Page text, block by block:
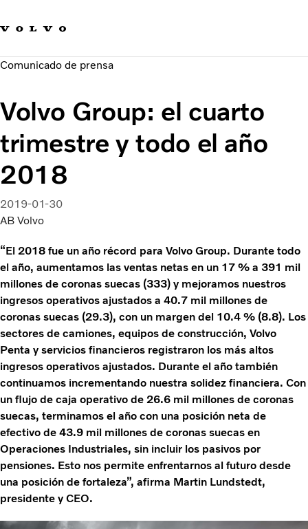
Innovación
Novedades y medios de comunicación
Acerca de nosotros
Comunicado de prensa
Volvo Group: el cuarto
trimestre y todo el año
2018
2019-01-30
AB Volvo
“El 2018 fue un año récord para Volvo Group. Durante todo
el año, aumentamos las ventas netas en un 17 % a 391 mil
millones de coronas suecas (333) y mejoramos nuestros
ingresos operativos ajustados a 40.7 mil millones de
coronas suecas (29.3), con un margen del 10.4 % (8.8). Los
sectores de camiones, equipos de construcción, Volvo
Penta y servicios financieros registraron los más altos
ingresos operativos ajustados. Durante el año también
continuamos incrementando nuestra solidez financiera. Con
un flujo de caja operativo de 26.6 mil millones de coronas
suecas, terminamos el año con una posición neta de
efectivo de 43.9 mil millones de coronas suecas en
Operaciones Industriales, sin incluir los pasivos por
pensiones. Esto nos permite enfrentarnos al futuro desde
una posición de fortaleza”, afirma Martin Lundstedt,
presidente y CEO.